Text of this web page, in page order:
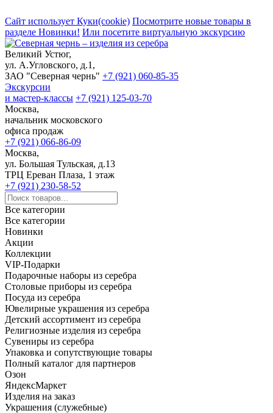
Сайт использует Куки(cookie) Посмотрите новые товары в
разделе Новинки! Или посетите виртуальную экскурсию
Великий Устюг,
ул. А.Угловского, д.1,
ЗАО "Северная чернь" +7 (921) 060-85-35
Экскурсии
и мастер-классы +7 (921) 125-03-70
Москва,
начальник московского
офиса продаж
+7 (921) 066-86-09
Москва,
ул. Большая Тульская, д.13
ТРЦ Ереван Плаза, 1 этаж
+7 (921) 230-58-52
Все категории
Все категории
Новинки
Акции
Коллекции
VIP-Подарки
Подарочные наборы из серебра
Столовые приборы из серебра
Посуда из серебра
Ювелирные украшения из серебра
Детский ассортимент из серебра
Религиозные изделия из серебра
Сувениры из серебра
Упаковка и сопутствующие товары
Полный каталог для партнеров
Озон
ЯндексМаркет
Изделия на заказ
Украшения (служебные)